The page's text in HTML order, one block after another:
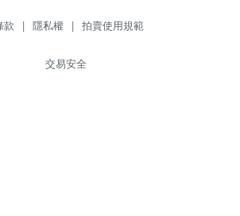
款 | 隱私權 | 拍賣使用規範
交易安全